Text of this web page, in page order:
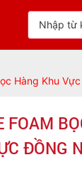
Hàng Khu
FOAM
ĐỒNG